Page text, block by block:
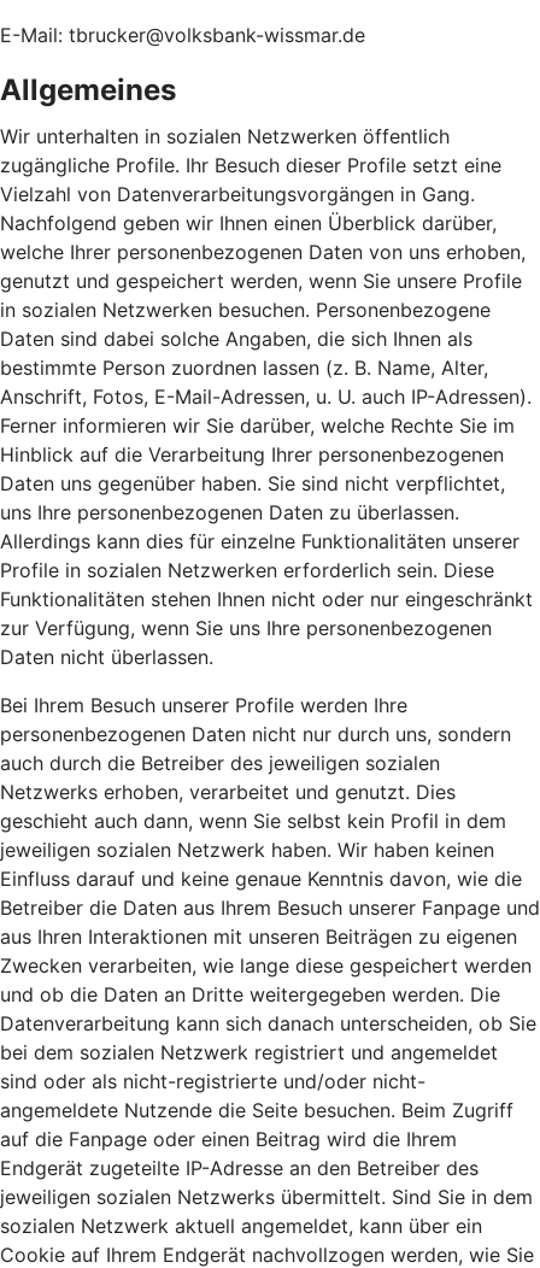
E-Mail: tbrucker@volksbank-wissmar.de
Allgemeines
Wir unterhalten in sozialen Netzwerken öffentlich
zugängliche Profile. Ihr Besuch dieser Profile setzt eine
Vielzahl von Datenverarbeitungsvorgängen in Gang.
Nachfolgend geben wir Ihnen einen Überblick darüber,
welche Ihrer personenbezogenen Daten von uns erhoben,
genutzt und gespeichert werden, wenn Sie unsere Profile
in sozialen Netzwerken besuchen. Personenbezogene
Daten sind dabei solche Angaben, die sich Ihnen als
bestimmte Person zuordnen lassen (z. B. Name, Alter,
Anschrift, Fotos, E-Mail-Adressen, u. U. auch IP-Adressen).
Ferner informieren wir Sie darüber, welche Rechte Sie im
Hinblick auf die Verarbeitung Ihrer personenbezogenen
Daten uns gegenüber haben. Sie sind nicht verpflichtet,
uns Ihre personenbezogenen Daten zu überlassen.
Allerdings kann dies für einzelne Funktionalitäten unserer
Profile in sozialen Netzwerken erforderlich sein. Diese
Funktionalitäten stehen Ihnen nicht oder nur eingeschränkt
zur Verfügung, wenn Sie uns Ihre personenbezogenen
Daten nicht überlassen.
Bei Ihrem Besuch unserer Profile werden Ihre
personenbezogenen Daten nicht nur durch uns, sondern
auch durch die Betreiber des jeweiligen sozialen
Netzwerks erhoben, verarbeitet und genutzt. Dies
geschieht auch dann, wenn Sie selbst kein Profil in dem
jeweiligen sozialen Netzwerk haben. Wir haben keinen
Einfluss darauf und keine genaue Kenntnis davon, wie die
Betreiber die Daten aus Ihrem Besuch unserer Fanpage und
aus Ihren Interaktionen mit unseren Beiträgen zu eigenen
Zwecken verarbeiten, wie lange diese gespeichert werden
und ob die Daten an Dritte weitergegeben werden. Die
Datenverarbeitung kann sich danach unterscheiden, ob Sie
bei dem sozialen Netzwerk registriert und angemeldet
sind oder als nicht-registrierte und/oder nicht-
angemeldete Nutzende die Seite besuchen. Beim Zugriff
auf die Fanpage oder einen Beitrag wird die Ihrem
Endgerät zugeteilte IP-Adresse an den Betreiber des
jeweiligen sozialen Netzwerks übermittelt. Sind Sie in dem
sozialen Netzwerk aktuell angemeldet, kann über ein
Cookie auf Ihrem Endgerät nachvollzogen werden, wie Sie